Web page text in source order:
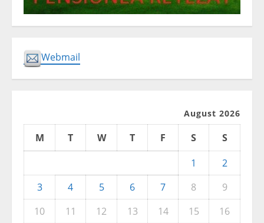
Webmail
August 2026
M T W T F S
S
1
2
3
4 5 6 7 8
9
10
11 12 13 14 15
16